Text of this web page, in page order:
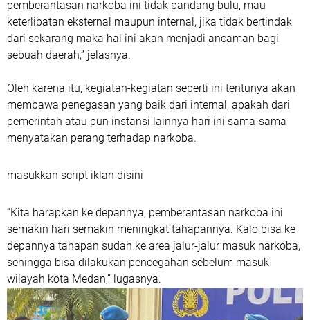
pemberantasan narkoba ini tidak pandang bulu, mau
keterlibatan eksternal maupun internal, jika tidak bertindak
dari sekarang maka hal ini akan menjadi ancaman bagi
sebuah daerah,” jelasnya.
Oleh karena itu, kegiatan-kegiatan seperti ini tentunya akan
membawa penegasan yang baik dari internal, apakah dari
pemerintah atau pun instansi lainnya hari ini sama-sama
menyatakan perang terhadap narkoba.
masukkan script iklan disini
“Kita harapkan ke depannya, pemberantasan narkoba ini
semakin hari semakin meningkat tahapannya. Kalo bisa ke
depannya tahapan sudah ke area jalur-jalur masuk narkoba,
sehingga bisa dilakukan pencegahan sebelum masuk
wilayah kota Medan,” lugasnya.